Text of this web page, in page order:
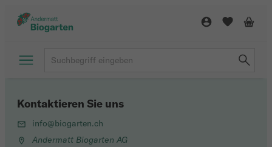
Kontaktieren Sie uns
info@biogarten.ch
Andermatt Biogarten AG